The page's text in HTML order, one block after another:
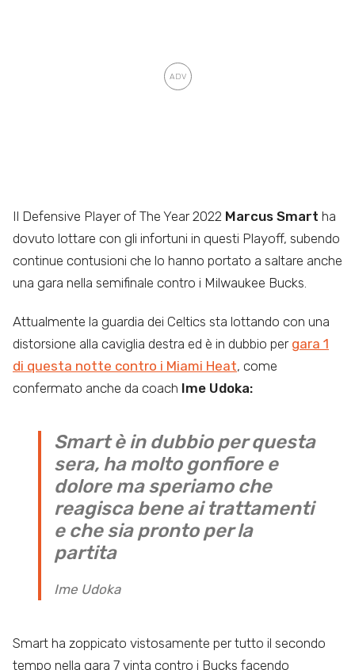
Il Defensive Player of The Year 2022 Marcus Smart ha
dovuto lottare con gli infortuni in questi Playoff, subendo
continue contusioni che lo hanno portato a saltare anche
una gara nella semifinale contro i Milwaukee Bucks.
Attualmente la guardia dei Celtics sta lottando con una
distorsione alla caviglia destra ed è in dubbio per gara 1
di questa notte contro i Miami Heat, come
confermato anche da coach Ime Udoka:
Smart è in dubbio per questa
sera, ha molto gonfiore e
dolore ma speriamo che
reagisca bene ai trattamenti
e che sia pronto per la
partita
Ime Udoka
Smart ha zoppicato vistosamente per tutto il secondo
tempo nella gara 7 vinta contro i Bucks facendo